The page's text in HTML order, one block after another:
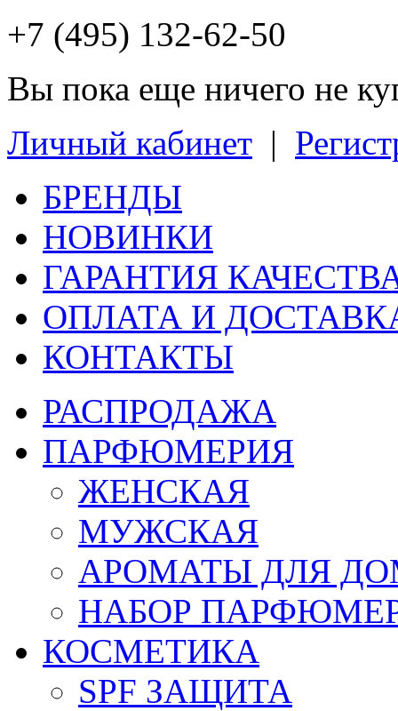
+7 (495) 132-62-50
Вы пока еще ничего не
Личный кабинет |
БРЕНДЫ
НОВИНКИ
ГАРАНТИЯ
ОПЛАТА И
КОНТАКТЫ
РАСПРОДАЖА
ПАРФЮМЕРИЯ
ЖЕНСКАЯ
МУЖСКАЯ
АРОМАТЫ ДЛЯ
НАБОР
КОСМЕТИКА
SPF ЗАЩИТА